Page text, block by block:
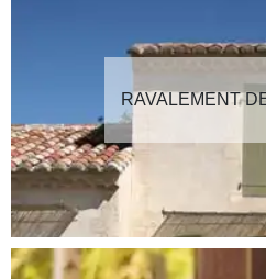
RAVALEMENT